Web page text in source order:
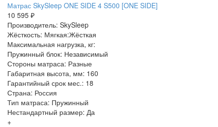
Матрас SkySleep ONE SIDE 4 S500 [ONE SIDE]
10 595 ₽
Производитель: SkySleep
Жёсткость: Мягкая:Жёсткая
Максимальная нагрузка, кг:
Пружинный блок: Независимый
Стороны матраса: Разные
Габаритная высота, мм: 160
Гарантийный срок мес.: 18
Страна: Россия
Тип матраса: Пружинный
Нестандартный размер: Да
+